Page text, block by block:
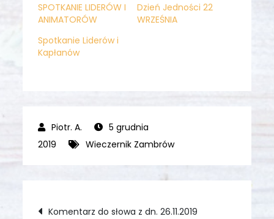
SPOTKANIE LIDERÓW I
ANIMATORÓW
Dzień Jedności 22
WRZEŚNIA
Spotkanie Liderów i
Kapłanów
5 grudnia
2019
Wieczernik Zambrów
Nawigacja
Komentarz do słowa z dn. 26.11.2019